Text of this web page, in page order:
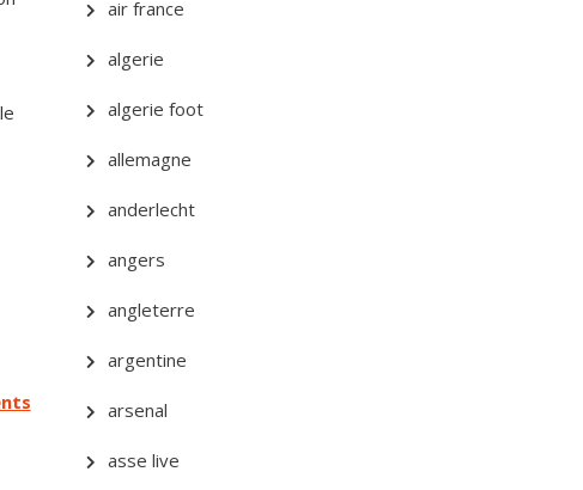
air france
algerie
algerie foot
allemagne
anderlecht
angers
angleterre
argentine
arsenal
asse live